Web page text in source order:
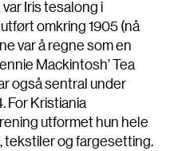
Iris tesalong i
omkring 1905 (nå
var å regne som en
Mackintosh’ Tea
også sentral under
For Kristiania
utformet hun hele
tekstiler og fargesetting.